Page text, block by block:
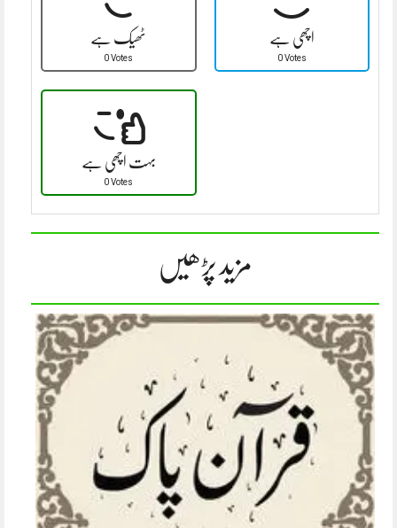
ٹھیک ہے
0 Votes
اچھی ہے
0 Votes
بہت اچھی ہے
0 Votes
مزید پڑھیں